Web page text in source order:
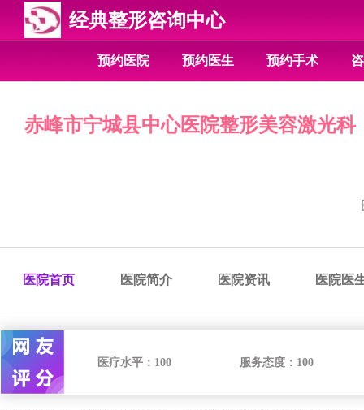
经典整形咨询中心
预约医院 预约医生 预约手术
赤峰市宁城县中心医院整形美容激光科
医院首页 医院简介 医院资讯 医院医
医疗水平： 100 服务态度： 100